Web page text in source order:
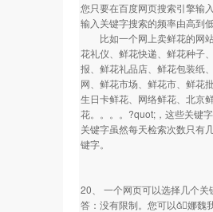
您只要在百度网页搜索引擎输
输入关键字搜索的频率由高到
比如一个网上卖鲜花的网站
花礼仪、鲜花快递、鲜花种子
报、鲜花礼品店、鲜花包装纸
网、鲜花市场、鲜花市、鲜花
生日卡鲜花、网络鲜花、北京
花。。。。?quot;，这些关键
关键字虽然每天检索次数只有
键字。
20、 一个网页可以选择几个
答：没有限制。您可以娜